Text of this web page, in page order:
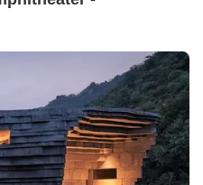
X